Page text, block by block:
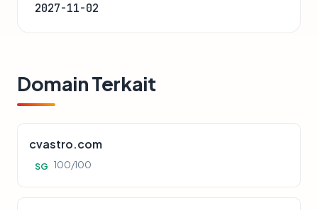
2027-11-02
Domain Terkait
cvastro.com
SG 100/100